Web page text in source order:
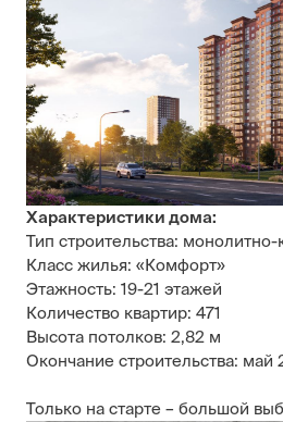
Характеристики дома:
Тип строительства: монолитно-
Класс жилья: «Комфорт»
Этажность: 19-21 этажей
Количество квартир: 471
Высота потолков: 2,82 м
Окончание строительства: май
Только на старте – большой